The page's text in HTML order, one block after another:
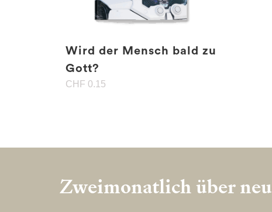
Wird der Mensch bald zu
Gott?
CHF 0.15
Zweimonatlich über